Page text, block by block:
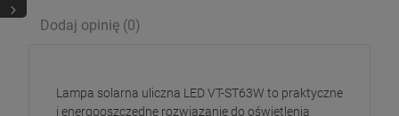
Dodaj opinię (0)
Lampa solarna uliczna LED VT-ST63W to praktyczne
i energooszczędne rozwiązanie do oświetlenia